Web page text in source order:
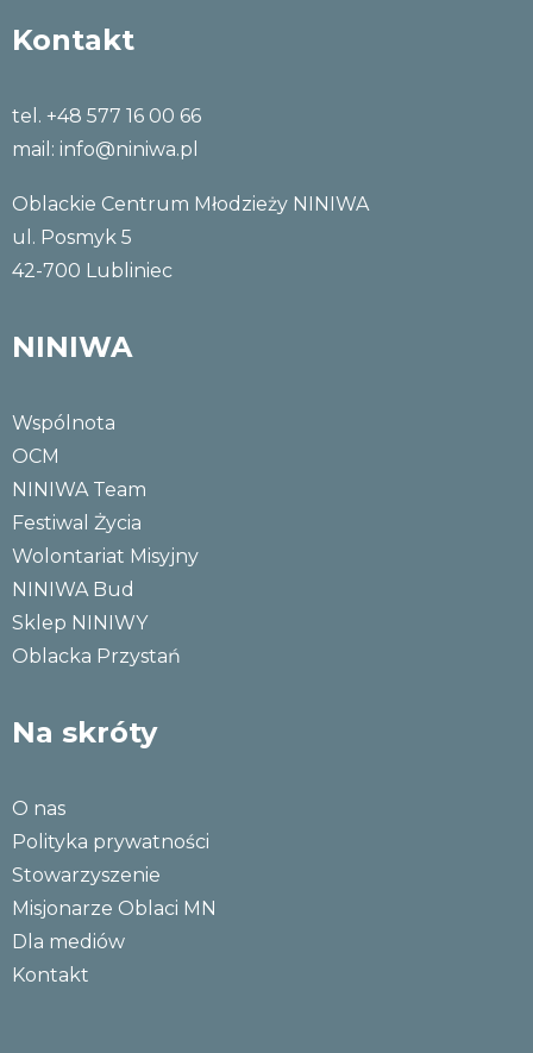
Kontakt
tel. +48 577 16 00 66
mail: info@niniwa.pl
Oblackie Centrum Młodzieży NINIWA
ul. Posmyk 5
42-700 Lubliniec
NINIWA
Wspólnota
OCM
NINIWA Team
Festiwal Życia
Wolontariat Misyjny
NINIWA Bud
Sklep NINIWY
Oblacka Przystań
Na skróty
O nas
Polityka prywatności
Stowarzyszenie
Misjonarze Oblaci MN
Dla mediów
Kontakt